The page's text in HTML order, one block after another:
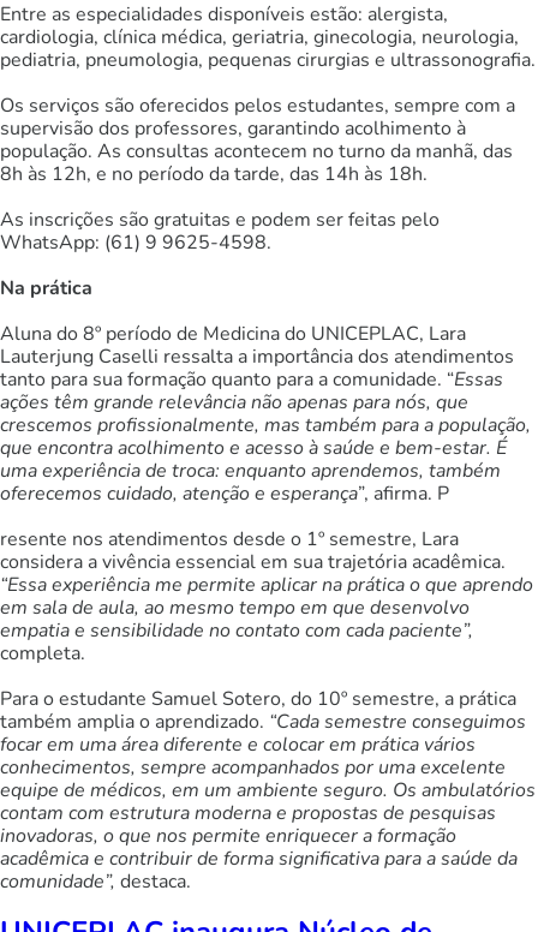
Entre as especialidades disponíveis estão: alergista,
cardiologia, clínica médica, geriatria, ginecologia, neurologia,
pediatria, pneumologia, pequenas cirurgias e ultrassonografia.
Os serviços são oferecidos pelos estudantes, sempre com a
supervisão dos professores, garantindo acolhimento à
população. As consultas acontecem no turno da manhã, das
8h às 12h, e no período da tarde, das 14h às 18h.
As inscrições são gratuitas e podem ser feitas pelo
WhatsApp: (61) 9 9625-4598.
Na prática
Aluna do 8º período de Medicina do UNICEPLAC, Lara
Lauterjung Caselli ressalta a importância dos atendimentos
tanto para sua formação quanto para a comunidade. “Essas
ações têm grande relevância não apenas para nós, que
crescemos profissionalmente, mas também para a população,
que encontra acolhimento e acesso à saúde e bem-estar. É
uma experiência de troca: enquanto aprendemos, também
oferecemos cuidado, atenção e esperança”, afirma. P
resente nos atendimentos desde o 1º semestre, Lara
considera a vivência essencial em sua trajetória acadêmica.
“Essa experiência me permite aplicar na prática o que aprendo
em sala de aula, ao mesmo tempo em que desenvolvo
empatia e sensibilidade no contato com cada paciente”,
completa.
Para o estudante Samuel Sotero, do 10º semestre, a prática
também amplia o aprendizado. “Cada semestre conseguimos
focar em uma área diferente e colocar em prática vários
conhecimentos, sempre acompanhados por uma excelente
equipe de médicos, em um ambiente seguro. Os ambulatórios
contam com estrutura moderna e propostas de pesquisas
inovadoras, o que nos permite enriquecer a formação
acadêmica e contribuir de forma significativa para a saúde da
comunidade”, destaca.